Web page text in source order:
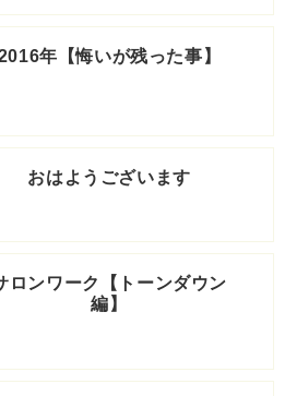
年【悔いが残った事】
おはようございます
ロンワーク【トーンダウン
編】